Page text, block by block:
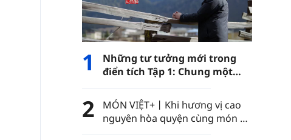
1
Những tư tưởng mới trong
điển tích Tập 1: Chung một
con đường
2
MÓN VIỆT+丨Khi hương vị cao
nguyên hòa quyện cùng món ăn
Việt Nam……